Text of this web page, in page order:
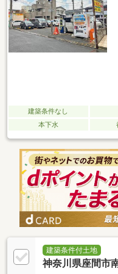
建築条件なし
本下水
建築条件付土地
神奈川県座間市